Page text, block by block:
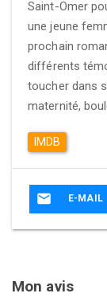
Saint-Omer
une jeune
prochain
différents
toucher dans
maternité,
IMDB
E-MAIL
Mon avis